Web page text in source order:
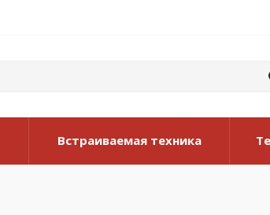
Встраиваемая техника